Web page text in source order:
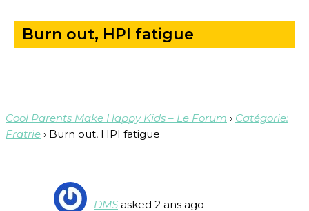
SE CONNECTER FORUM
Burn out, HPI fatigue
Cool Parents Make Happy Kids – Le Forum › Catégorie:
Fratrie › Burn out, HPI fatigue
DMS asked 2 ans ago